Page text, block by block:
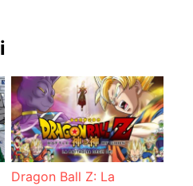
Dragon Ball Z: La